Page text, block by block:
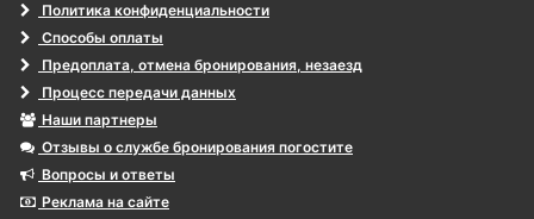
Политика конфиденциальности
Способы оплаты
Предоплата, отмена бронирования, незаезд
Процесс передачи данных
Наши партнеры
Отзывы о службе бронирования погостите
Вопросы и ответы
Реклама на сайте